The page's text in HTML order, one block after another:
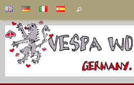
au
contenu
:
Rechercher